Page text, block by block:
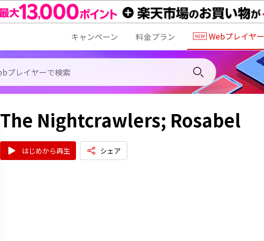
キャンペーン 料金プラン Webプレイヤー
The Nightcrawlers; Rosabel
はじめから再生 シェア